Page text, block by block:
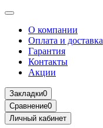
О компании
Оплата и доставка
Гарантия
Контакты
Акции
Закладки0
Сравнение0
Личный кабинет